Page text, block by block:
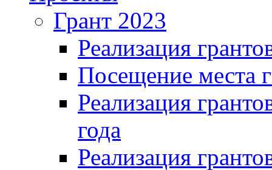
Грант 2023
Реализация
Посещение места
Реализация
года
Реализация